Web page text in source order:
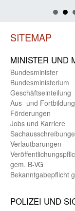
SITEMAP
MINISTER UND
Bundes­minister
Bundes­ministerium
Geschäfts­einteilung
Aus- und
Förderungen
Jobs und Karriere
Verlautbarungen
gem. B-VG
Bekanntgabepflicht
POLIZEI UND